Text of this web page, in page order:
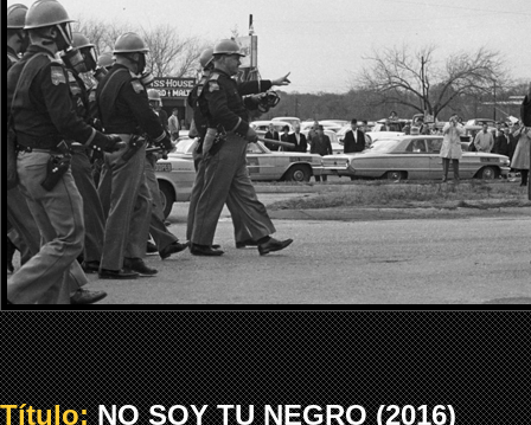
Título:NO SOY TU NEGRO (2016)